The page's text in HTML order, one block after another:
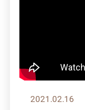
2021.02.16